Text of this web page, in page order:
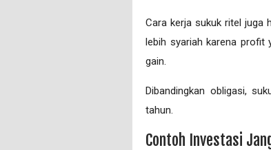
Cara kerja sukuk ritel juga
lebih syariah karena profit
gain.
Dibandingkan obligasi,
tahun.
Contoh Investasi